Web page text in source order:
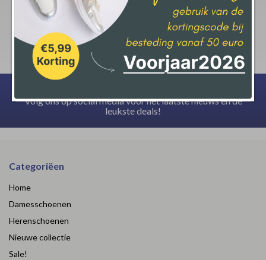
Volg ons op social media voor het laatste nieuws en de
leukste deals!
Categoriëen
Home
Damesschoenen
Herenschoenen
Nieuwe collectie
Sale!